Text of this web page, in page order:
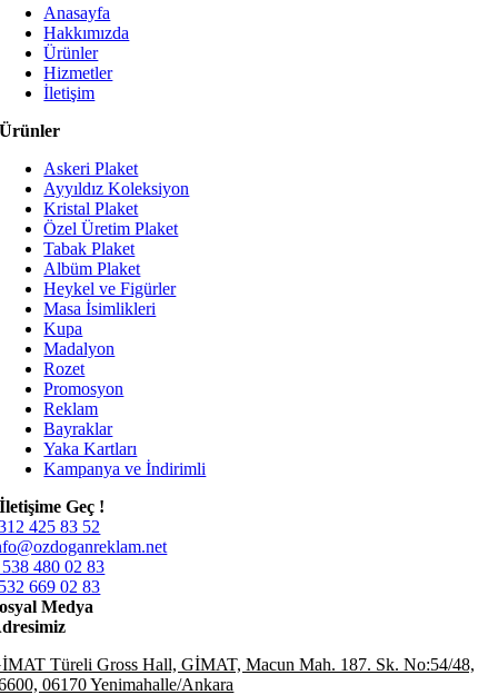
Anasayfa
Hakkımızda
Ürünler
Hizmetler
İletişim
Ürünler
Askeri Plaket
Ayyıldız Koleksiyon
Kristal Plaket
Özel Üretim Plaket
Tabak Plaket
Albüm Plaket
Heykel ve Figürler
Masa İsimlikleri
Kupa
Madalyon
Rozet
Promosyon
Reklam
Bayraklar
Yaka Kartları
Kampanya ve İndirimli
İletişime Geç !
425 83 52
480 02 83
669 02 83
Medya
Türeli Gross Hall, GİMAT, Macun Mah. 187. Sk. No:54/48,
06170 Yenimahalle/Ankara